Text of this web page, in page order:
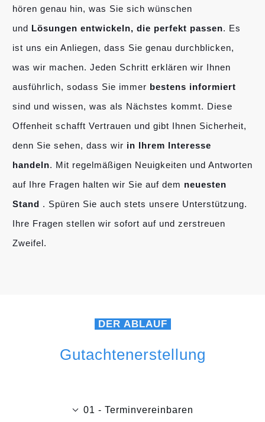
hören genau hin, was Sie sich wünschen
und Lösungen entwickeln, die perfekt passen. Es
ist uns ein Anliegen, dass Sie genau durchblicken,
was wir machen. Jeden Schritt erklären wir Ihnen
ausführlich, sodass Sie immer bestens informiert
sind und wissen, was als Nächstes kommt. Diese
Offenheit schafft Vertrauen und gibt Ihnen Sicherheit,
denn Sie sehen, dass wir in Ihrem Interesse
handeln. Mit regelmäßigen Neuigkeiten und Antworten
auf Ihre Fragen halten wir Sie auf dem neuesten
Stand . Spüren Sie auch stets unsere Unterstützung.
Ihre Fragen stellen wir sofort auf und zerstreuen
Zweifel.
DER ABLAUF
Gutachtenerstellung
01 - Terminvereinbaren